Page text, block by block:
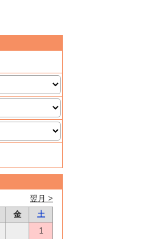
翌月 >
金
土
1